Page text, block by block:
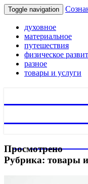
Toggle navigation
духовное
материальное
путешествия
физическое
разное
товары и услуги
Добро
Просмотрено
Рубрика: товары